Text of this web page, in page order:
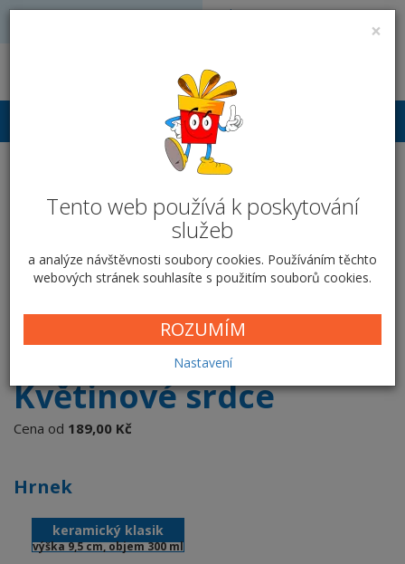
×
Tento web používá k poskytování
služeb
a analýze návštěvnosti soubory cookies. Používáním těchto
webových stránek souhlasíte s použitím souborů cookies.
ROZUMÍM
Nastavení
Volejte: 728 051 909
Přihlášení
Hrnek keramický 300 ml -
Květinové srdce
Květinové srdce
Cena od 189,00 Kč
Hrnek
keramický klasik
výška 9,5 cm, objem 300 ml